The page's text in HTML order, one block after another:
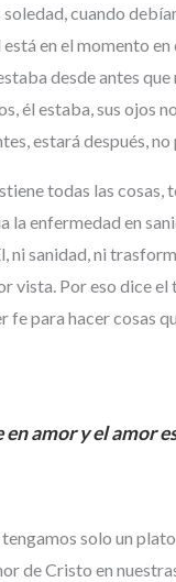
cuando
en el momento
desde antes
él estaba, sus ojos
estará después,
todas las
enfermedad en
ni sanidad, ni
vista. Por eso dice
para hacer cosas
en amor y el amor
solo un
de Cristo en